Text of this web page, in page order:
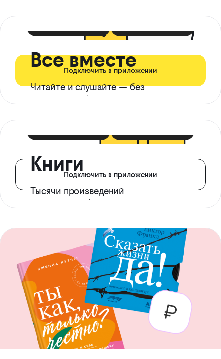
Все вместе
Читайте и слушайте — без
ограничений*
Подключить в приложении
Книги
Тысячи произведений
с доступом офлайн
Подключить в приложении